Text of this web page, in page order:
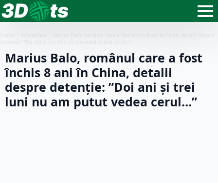
Marius Balo, românul care a fost
închis 8 ani în China, detalii
despre detenție: ”Doi ani şi trei
luni nu am putut vedea cerul…”